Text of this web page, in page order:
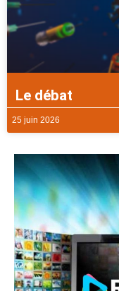
Le débat
25 juin 2026